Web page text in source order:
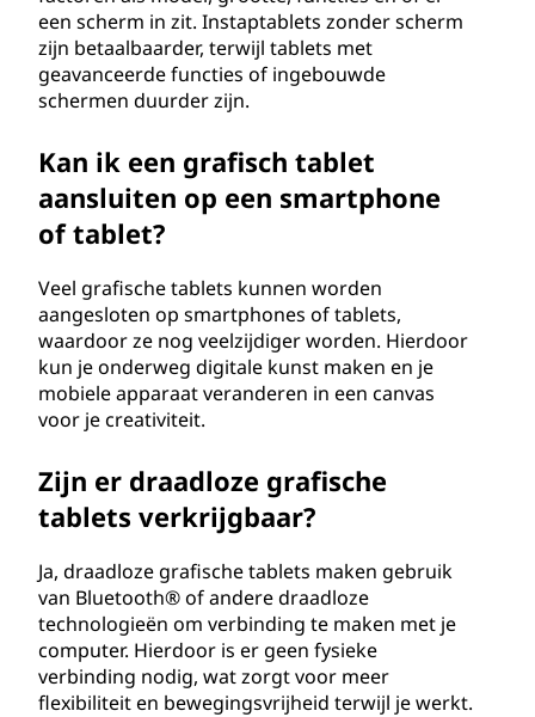
een scherm in zit. Instaptablets zonder scherm
zijn betaalbaarder, terwijl tablets met
geavanceerde functies of ingebouwde
schermen duurder zijn.
Kan ik een grafisch tablet
aansluiten op een smartphone
of tablet?
Veel grafische tablets kunnen worden
aangesloten op smartphones of tablets,
waardoor ze nog veelzijdiger worden. Hierdoor
kun je onderweg digitale kunst maken en je
mobiele apparaat veranderen in een canvas
voor je creativiteit.
Zijn er draadloze grafische
tablets verkrijgbaar?
Ja, draadloze grafische tablets maken gebruik
van Bluetooth® of andere draadloze
technologieën om verbinding te maken met je
computer. Hierdoor is er geen fysieke
verbinding nodig, wat zorgt voor meer
flexibiliteit en bewegingsvrijheid terwijl je werkt.